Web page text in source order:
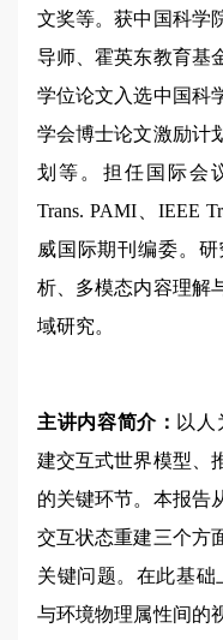
文奖等。获中国科学
导师、霍英东教育基
学位论文入选中国科
学会博士论文激励计
划等。担任国际会
Trans. PAMI、IEEE
威国际期刊编委。
析、多模态内容理解
域研究。
主讲内容简介： 以人
建交互式世界模型、
的关键环节。本报告
交互状态重建三个方
关键问题。在此基础
与环境物理属性间的